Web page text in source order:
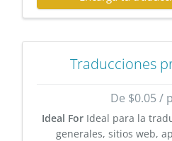
Traducciones
De $0.05 /
Ideal ForIdeal para la
generales, sitios web,